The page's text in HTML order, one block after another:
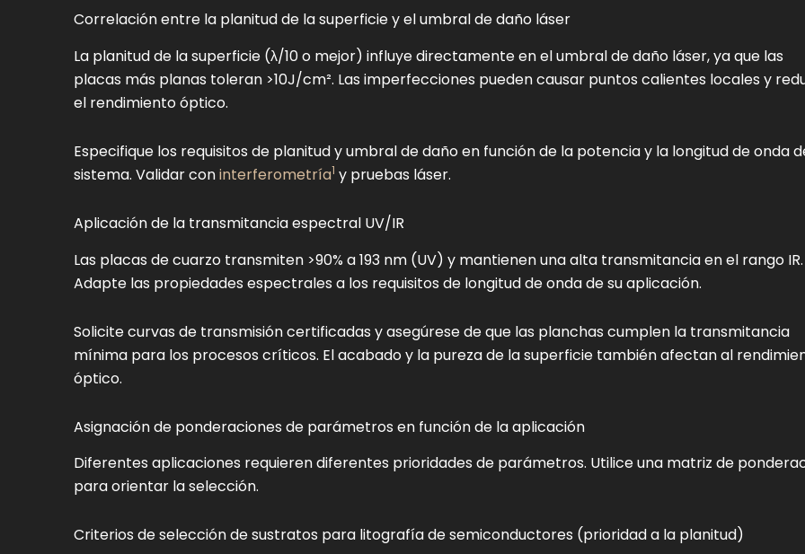
Correlación entre la planitud de la superficie y el umbral de daño láser
La planitud de la superficie (λ/10 o mejor) influye directamente en el umbral de daño láser, ya que las
placas más planas toleran >10J/cm². Las imperfecciones pueden causar puntos calientes locales y
el rendimiento óptico.
Especifique los requisitos de planitud y umbral de daño en función de la potencia y la longitud de onda
sistema. Validar coninterferometría1 y pruebas láser.
Aplicación de la transmitancia espectral UV/IR
Las placas de cuarzo transmiten >90% a 193 nm (UV) y mantienen una alta transmitancia en el rango IR.
Adapte las propiedades espectrales a los requisitos de longitud de onda de su aplicación.
Solicite curvas de transmisión certificadas y asegúrese de que las planchas cumplen la transmitancia
mínima para los procesos críticos. El acabado y la pureza de la superficie también afectan al
óptico.
Asignación de ponderaciones de parámetros en función de la aplicación
Diferentes aplicaciones requieren diferentes prioridades de parámetros. Utilice una matriz de
para orientar la selección.
Criterios de selección de sustratos para litografía de semiconductores (prioridad a la planitud)